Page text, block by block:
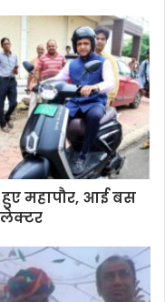
महापौर, आई बस